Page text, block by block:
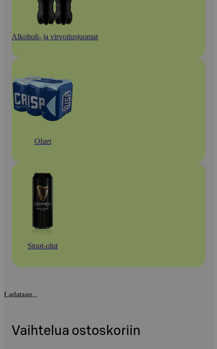
Alkoholi- ja virvoitusjuomat
Oluet
Stout-olut
Ladataan...
Vaihtelua ostoskoriin